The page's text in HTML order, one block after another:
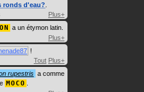
ronds d'eau?
Plus+
a un étymon latin.
Plus+
!
Tout Plus+
rupestris a comme
MOCO